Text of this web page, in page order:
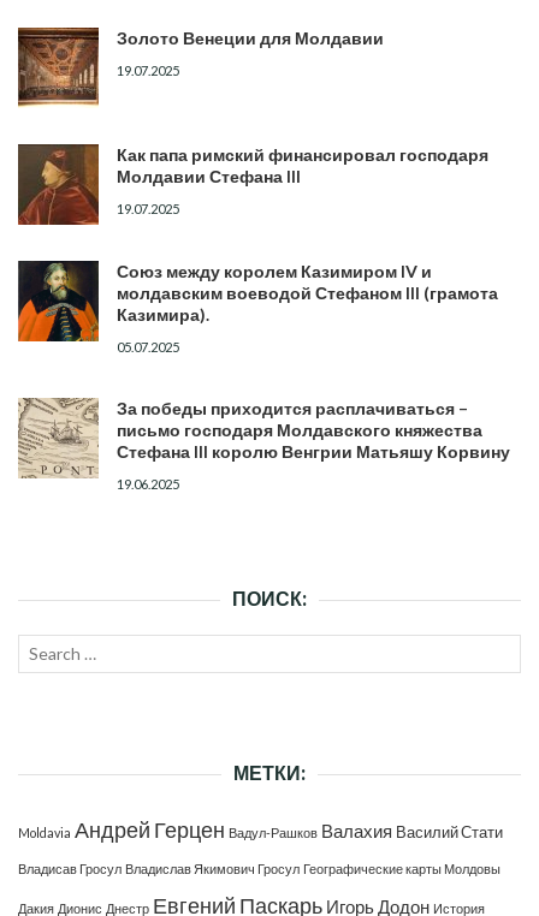
Золото Венеции для Молдавии
19.07.2025
Как папа римский финансировал господаря
Молдавии Стефана III
19.07.2025
Союз между королем Казимиром IV и
молдавским воеводой Стефаном III (грамота
Казимира).
05.07.2025
За победы приходится расплачиваться –
письмо господаря Молдавского княжества
Стефана III королю Венгрии Матьяшу Корвину
19.06.2025
ПОИСК:
Search
МЕТКИ:
Moldavia Андрей Герцен Вадул-Рашков Валахия Василий Стати
Владисав Гросул Владислав Якимович Гросул Географические карты Молдовы
Дакия Дионис Днестр Евгений Паскарь Игорь Додон История